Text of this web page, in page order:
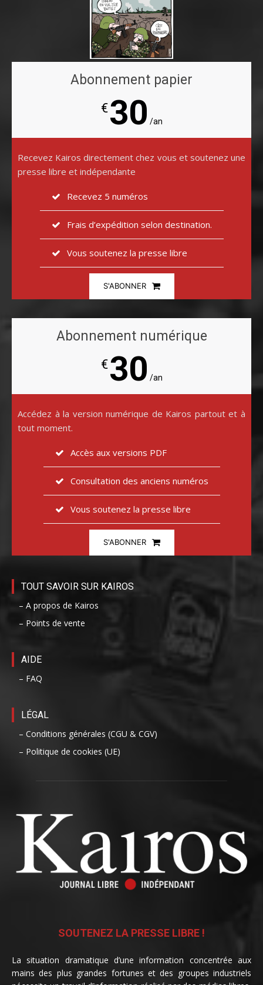
Abonnement papier
€30 /an
Recevez Kairos directement chez vous et soutenez une
presse libre et indépendante
Recevez 5 numéros
Frais d’expédition selon destination.
Vous soutenez la presse libre
S'ABONNER
Abonnement numérique
€30 /an
Accédez à la version numérique de Kairos partout et à
tout moment.
Accès aux versions PDF
Consultation des anciens numéros
Vous soutenez la presse libre
S'ABONNER
TOUT SAVOIR SUR KAIROS
– A propos de Kairos
– Points de vente
AIDE
– FAQ
LÉGAL
– Conditions générales (CGU & CGV)
– Politique de cookies (UE)
SOUTENEZ LA PRESSE LIBRE !
La situation dramatique d’une information concentrée aux
mains des plus grandes fortunes et des groupes industriels